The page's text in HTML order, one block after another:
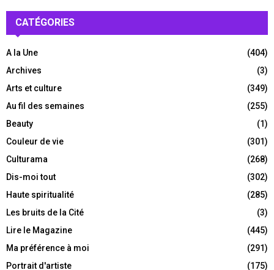
CATÉGORIES
A la Une
(404)
Archives
(3)
Arts et culture
(349)
Au fil des semaines
(255)
Beauty
(1)
Couleur de vie
(301)
Culturama
(268)
Dis-moi tout
(302)
Haute spiritualité
(285)
Les bruits de la Cité
(3)
Lire le Magazine
(445)
Ma préférence à moi
(291)
Portrait d'artiste
(175)